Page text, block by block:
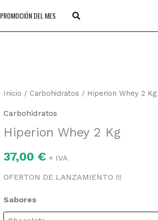
PROMOCIÓN DEL MES
Inicio / Carbohidratos / Hiperion Whey 2 Kg
Carbohidratos
Hiperion Whey 2 Kg
37,00 € + IVA
OFERTON DE LANZAMIENTO !!!
Sabores
Hiperion
Kg
cantidad